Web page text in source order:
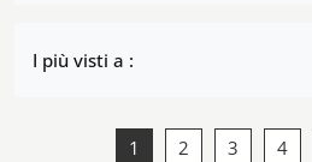
I più visti a :
1 2 3 4